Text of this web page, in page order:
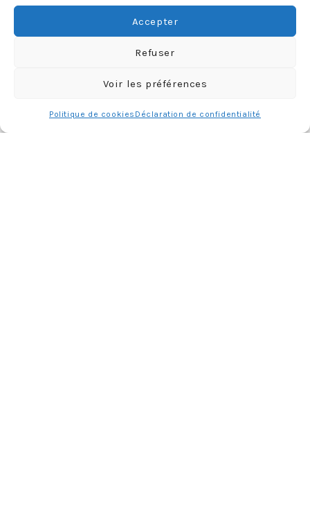
Accepter
Refuser
Voir les préférences
Politique de cookies Déclaration de confidentialité